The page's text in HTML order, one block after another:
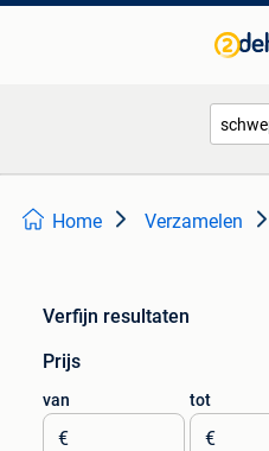
Home Verzamelen
Verfijn resultaten
Prijs
van
€
tot
€